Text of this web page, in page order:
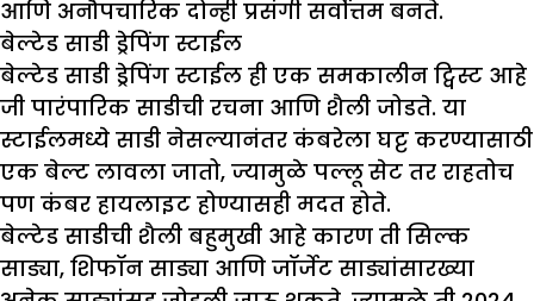
आणि अनौपचारिक दोन्ही प्रसंगी सर्वोत्तम बनते.
बेल्टेड साडी ड्रेपिंग स्टाईल
बेल्टेड साडी ड्रेपिंग स्टाईल ही एक समकालीन ट्विस्ट आहे
जी पारंपारिक साडीची रचना आणि शैली जोडते. या
स्टाईलमध्ये साडी नेसल्यानंतर कंबरेला घट्ट करण्यासाठी
एक बेल्ट लावला जातो, ज्यामुळे पल्लू सेट तर राहतोच
पण कंबर हायलाइट होण्यासही मदत होते.
बेल्टेड साडीची शैली बहुमुखी आहे कारण ती सिल्क
साड्या, शिफॉन साड्या आणि जॉर्जेट साड्यांसारख्या